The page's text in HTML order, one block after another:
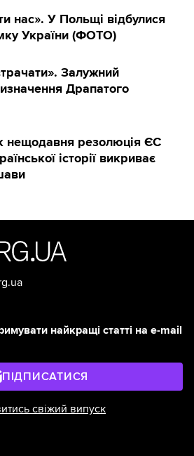
нас». У Польщі відбулися
України (ФОТО)
Залужний
Драпатого
нещодавня резолюція ЄС
історії викриває
найкращі статті на e-mail
ПІДПИСАТИСЯ
свіжий випуск